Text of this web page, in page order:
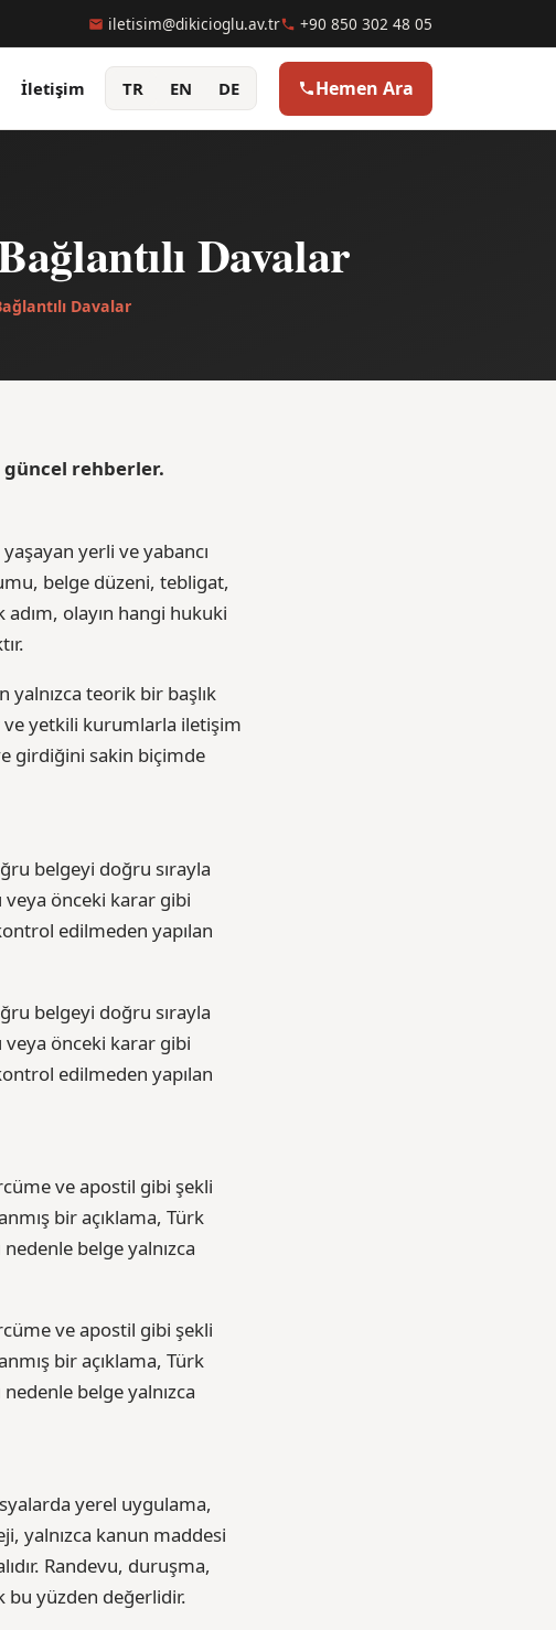
iletisim@dikicioglu.av.tr +90 850 302 48 05
İletişim TR EN DE Hemen Ara
Davalar
Davalar
güncel rehberler.
yerli ve yabancı
belge düzeni, tebligat,
olayın hangi hukuki
yalnızca teorik bir başlık
ve yetkili kurumlarla iletişim
girdiğini sakin biçimde
belgeyi doğru sırayla
veya önceki karar gibi
edilmeden yapılan
belgeyi doğru sırayla
veya önceki karar gibi
edilmeden yapılan
ve apostil gibi şekli
bir açıklama, Türk
belge yalnızca
ve apostil gibi şekli
bir açıklama, Türk
belge yalnızca
yerel uygulama,
yalnızca kanun maddesi
Randevu, duruşma,
yüzden değerlidir.